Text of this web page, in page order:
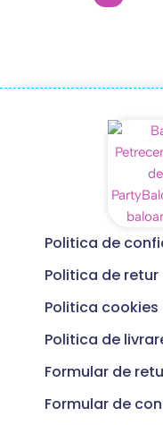
Politica de
Politica de retur
Politica cookies
Politica de
Formular de
Formular de